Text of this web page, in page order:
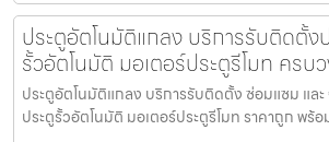
ประตูอัตโนมัติแกลง บริการรับติดตั้ง
รั้วอัตโนมัติ มอเตอร์ประตูรีโมท ครบ
ประตูอัตโนมัติแกลง บริการรับติดตั้ง ซ่อมแซม และ
ประตูรั้วอัตโนมัติ มอเตอร์ประตูรีโมท ราคาถูก พร้